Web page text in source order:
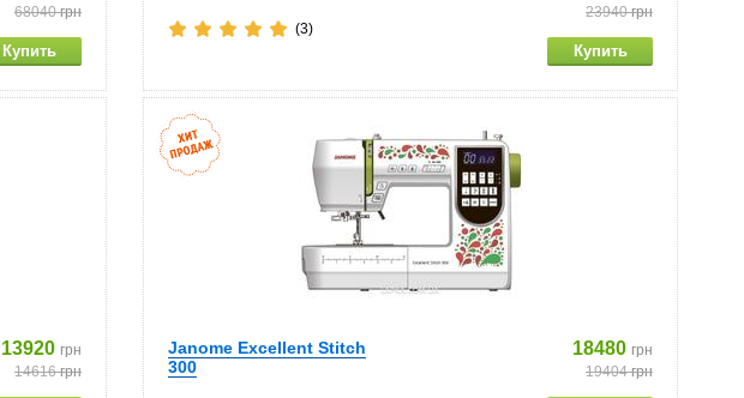
68040грн
23940грн
(3)
13920 грн
14616грн
Janome Excellent Stitch
300
18480 грн
19404грн